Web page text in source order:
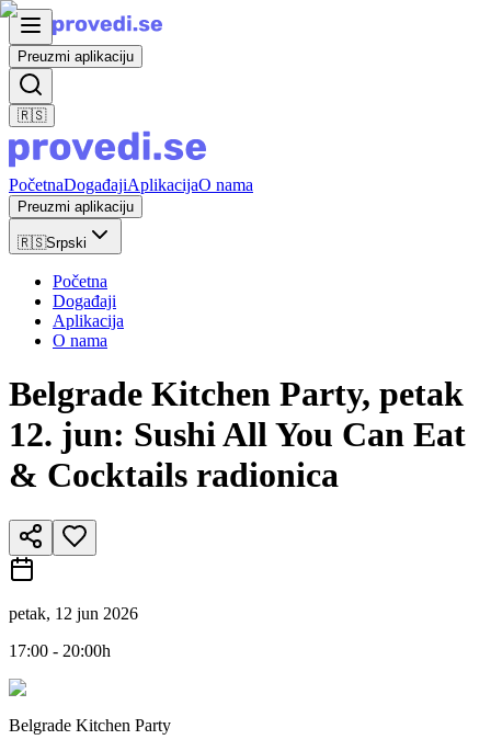
Preuzmi aplikaciju
🇷🇸
PočetnaDogađajiAplikacijaO nama
Preuzmi aplikaciju
🇷🇸Srpski
Početna
Događaji
Aplikacija
O nama
Belgrade Kitchen Party, petak
12. jun: Sushi All You Can Eat
& Cocktails radionica
petak, 12 jun 2026
17:00 - 20:00h
Belgrade Kitchen Party